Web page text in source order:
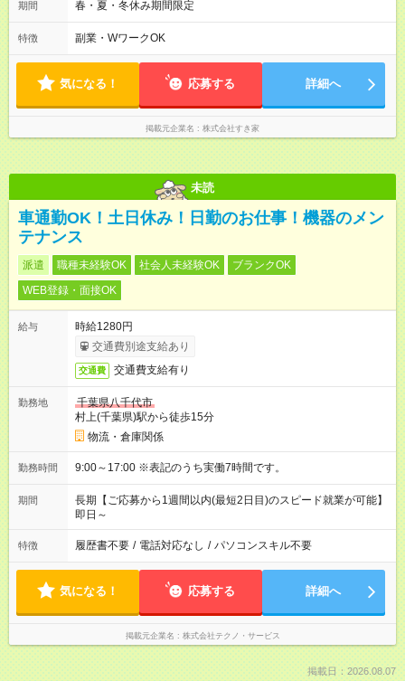
のみ勤務可能です（18歳未満の深夜業務禁止のため） ★深夜で
す。 必ず、2名以上での勤務を行いますので、安心して働けま
す。
期間 春・夏・冬休み期間限定
特徴 副業・WワークOK
気になる！ 応募する 詳細へ
掲載元企業名 株式会社すき家
未読
車通勤OK！土日休み！日勤のお仕事！機器のメン
テナンス
派遣 職種未経験OK 社会人未経験OK
ブランクOK
WEB登録・面接OK
給与
時給1280円
交通費別途支給あり
交通費 交通費支給有り
勤務地
千葉県八千代市
村上(千葉県)駅から徒歩15分
物流・倉庫関係
勤務時間 9:00～17:00 ※表記のうち実働7時間です。
期間
長期【ご応募から1週間以内(最短2日目)のスピード就業が可能】
即日～
特徴 履歴書不要 / 電話対応なし / パソコンスキル不要
気になる！ 応募する 詳細へ
掲載元企業名 株式会社テクノ・サービス
掲載日：2026.08.07